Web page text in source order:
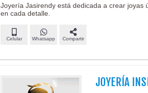
Joyería Jasirendy está dedicada a crear joyas
en cada detalle.
Celular Whatsapp Compartir
JOYERÍA